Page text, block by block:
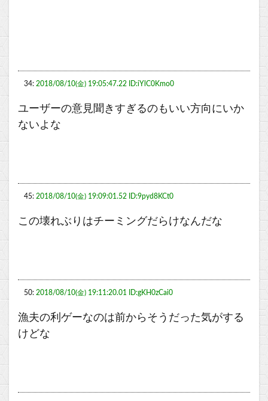
34: 2018/08/10(金) 19:05:47.22 ID:iYlC0Kmo0
ユーザーの意見聞きすぎるのもいい方向にいか
ないよな
45: 2018/08/10(金) 19:09:01.52 ID:9pyd8KCt0
この壊れぶりはチーミングだらけなんだな
50: 2018/08/10(金) 19:11:20.01 ID:gKH0zCai0
漁夫の利ゲーなのは前からそうだった気がする
けどな